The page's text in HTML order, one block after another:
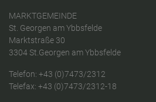
MARKTGEMEINDE
St. Georgen am Ybbsfelde
Marktstraße 30
3304 St.Georgen am Ybbsfelde
Telefon: +43 (0)7473/2312
Telefax: +43 (0)7473/2312-18